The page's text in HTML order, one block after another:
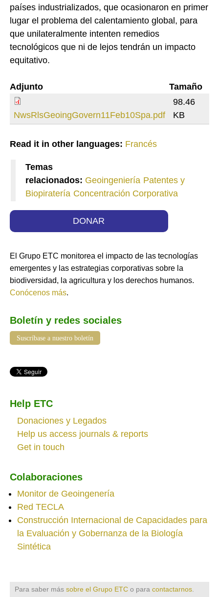
países industrializados, que ocasionaron en primer
lugar el problema del calentamiento global, para
que unilateralmente intenten remedios
tecnológicos que ni de lejos tendrán un impacto
equitativo.
Adjunto Tamaño
NwsRlsGeoingGovern11Feb10Spa.pdf
98.46
KB
Read it in other languages: Francés
Temas
relacionados: Geoingeniería Patentes y
Biopiratería Concentración Corporativa
DONAR
El Grupo ETC monitorea el impacto de las tecnologías
emergentes y las estrategias corporativas sobre la
biodiversidad, la agricultura y los derechos humanos.
Conócenos más.
Boletín y redes sociales
Suscríbase a nuestro boletín
Help ETC
Donaciones y Legados
Help us access journals & reports
Get in touch
Colaboraciones
Monitor de Geoingenería
Red TECLA
Construcción Internacional de Capacidades para
la Evaluación y Gobernanza de la Biología
Sintética
Para saber más sobre el Grupo ETC o para contactarnos